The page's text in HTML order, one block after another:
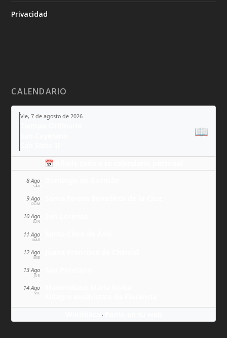
Privacidad
CALENDARIO
Vie, 7 de agosto de 2026
📖
📅 Añade todo a tu calendario personal
8 Ago
SÁB
9 Ago
DOM
10 Ago
LUN
11 Ago
MAR
12 Ago
MIÉ
13 Ago
JUE
14 Ago
VIE
·